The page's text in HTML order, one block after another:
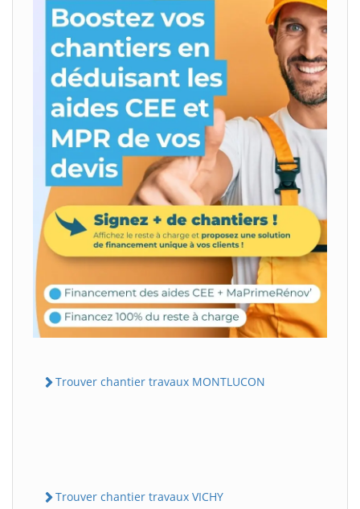
Trouver chantier travaux MONTLUCON
Trouver chantier travaux VICHY